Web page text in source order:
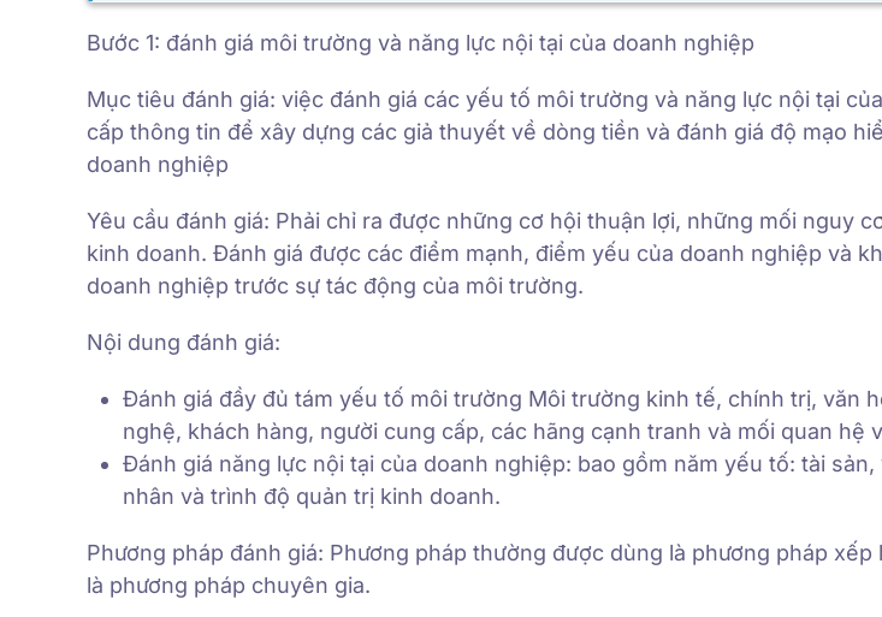
Bước 1: đánh giá môi trường và năng lực nội tại của doanh nghiệp
Mục tiêu đánh giá: việc đánh giá các yếu tố môi trường và năng lực nội tại
cấp thông tin để xây dựng các giả thuyết về dòng tiền và đánh giá độ mạo
doanh nghiệp
Yêu cầu đánh giá: Phải chỉ ra được những cơ hội thuận lợi, những mối nguy
kinh doanh. Đánh giá được các điểm mạnh, điểm yếu của doanh nghiệp và
doanh nghiệp trước sự tác động của môi trường.
Nội dung đánh giá:
Đánh giá đầy đủ tám yếu tố môi trường Môi trường kinh tế, chính trị, văn
nghệ, khách hàng, người cung cấp, các hãng cạnh tranh và mối quan hệ
Đánh giá năng lực nội tại của doanh nghiệp: bao gồm năm yếu tố: tài
nhân và trình độ quản trị kinh doanh.
Phương pháp đánh giá: Phương pháp thường được dùng là phương pháp
là phương pháp chuyên gia.